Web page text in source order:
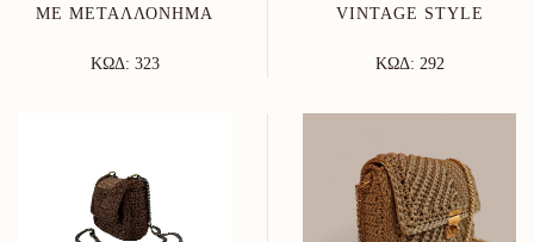
ΜΕ ΜΕΤΑΛΛΌΝΗΜΑ
ΚΩΔ: 323
VINTAGE STYLE
ΚΩΔ: 292